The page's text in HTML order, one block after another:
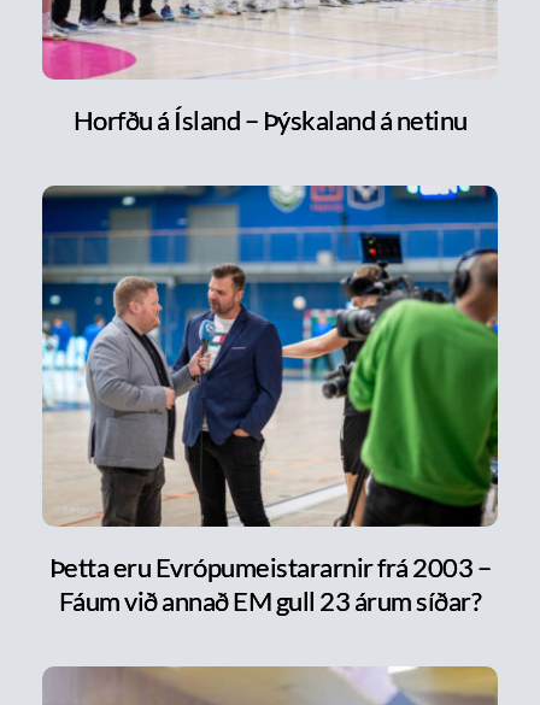
Horfðu á Ísland – Þýskaland á netinu
Þetta eru Evrópumeistararnir frá 2003 –
Fáum við annað EM gull 23 árum síðar?